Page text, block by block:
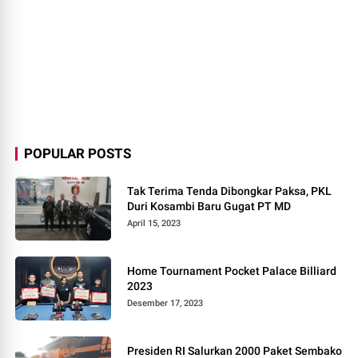
POPULAR POSTS
Tak Terima Tenda Dibongkar Paksa, PKL
Duri Kosambi Baru Gugat PT MD
April 15, 2023
Home Tournament Pocket Palace Billiard
2023
Desember 17, 2023
Presiden RI Salurkan 2000 Paket Sembako